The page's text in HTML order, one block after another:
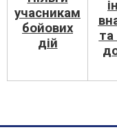
учасникам
бойових
дій
та